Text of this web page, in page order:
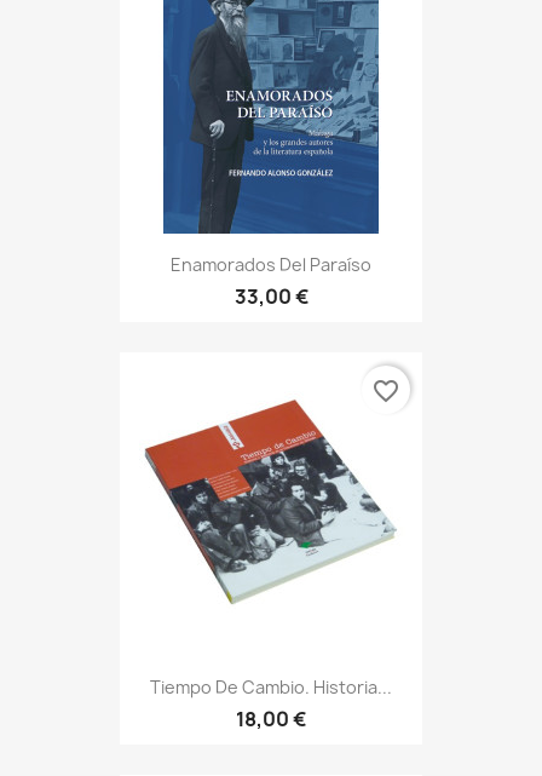
Enamorados Del Paraíso
33,00 €
Tiempo De Cambio. Historia...
18,00 €
favorite_border